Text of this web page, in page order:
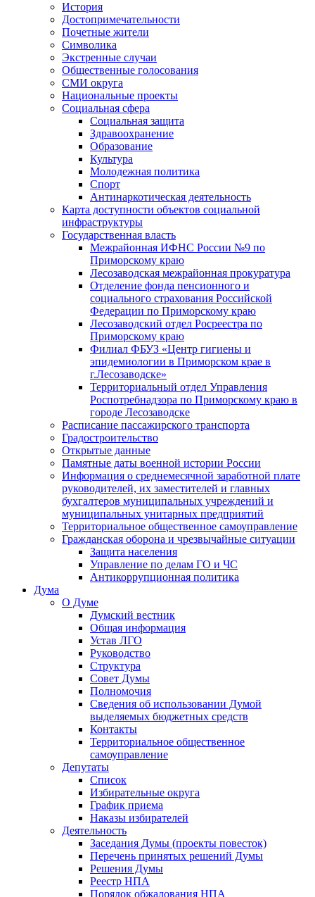
История
Достопримечательности
Почетные жители
Символика
Экстренные случаи
Общественные голосования
СМИ округа
Национальные проекты
Социальная сфера
Социальная защита
Здравоохранение
Образование
Культура
Молодежная политика
Спорт
Антинаркотическая деятельность
Карта доступности объектов социальной
инфраструктуры
Государственная власть
Межрайонная ИФНС России №9 по
Приморскому краю
Лесозаводская межрайонная прокуратура
Отделение фонда пенсионного и
социального страхования Российской
Федерации по Приморскому краю
Лесозаводский отдел Росреестра по
Приморскому краю
Филиал ФБУЗ «Центр гигиены и
эпидемиологии в Приморском крае в
г.Лесозаводске»
Территориальный отдел Управления
Роспотребнадзора по Приморскому краю в
городе Лесозаводске
Расписание пассажирского транспорта
Градостроительство
Открытые данные
Памятные даты военной истории России
Информация о среднемесячной заработной плате
руководителей, их заместителей и главных
бухгалтеров муниципальных учреждений и
муниципальных унитарных предприятий
Территориальное общественное самоуправление
Гражданская оборона и чрезвычайные ситуации
Защита населения
Управление по делам ГО и ЧС
Антикоррупционная политика
Дума
О Думе
Думский вестник
Общая информация
Устав ЛГО
Руководство
Структура
Совет Думы
Полномочия
Сведения об использовании Думой
выделяемых бюджетных средств
Контакты
Территориальное общественное
самоуправление
Депутаты
Список
Избирательные округа
График приема
Наказы избирателей
Деятельность
Заседания Думы (проекты повесток)
Перечень принятых решений Думы
Решения Думы
Реестр НПА
Порядок обжалования НПА